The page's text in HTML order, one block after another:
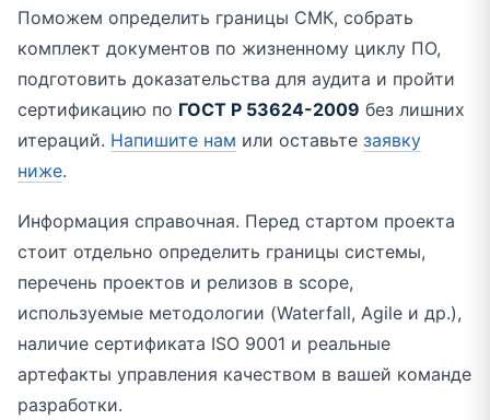
Поможем определить границы СМК, собрать
комплект документов по жизненному циклу ПО,
подготовить доказательства для аудита и пройти
сертификацию по ГОСТ Р 53624-2009 без лишних
итераций. Напишите нам или оставьте заявку
ниже.
Информация справочная. Перед стартом проекта
стоит отдельно определить границы системы,
перечень проектов и релизов в scope,
используемые методологии (Waterfall, Agile и др.),
наличие сертификата ISO 9001 и реальные
артефакты управления качеством в вашей команде
разработки.